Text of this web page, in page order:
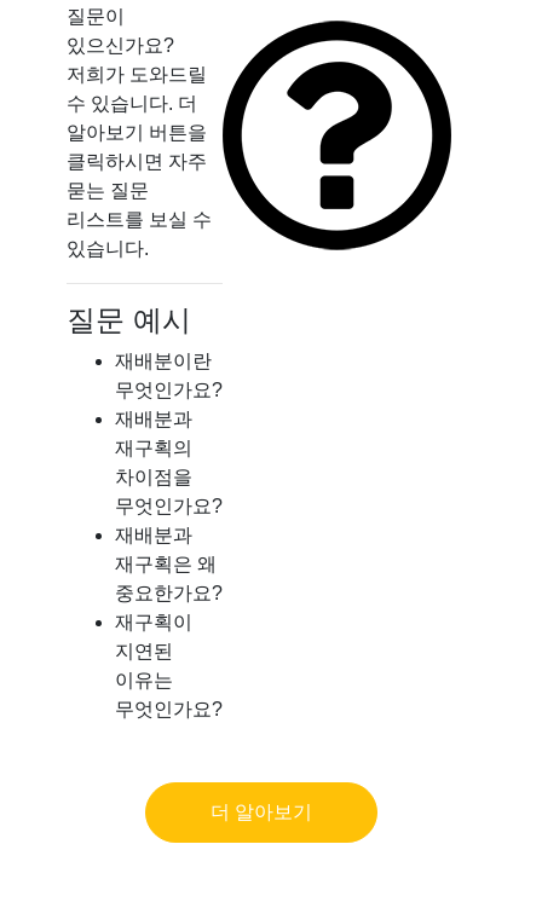
질문이
있으신가요?
저희가 도와드릴
수 있습니다. 더
알아보기 버튼을
클릭하시면 자주
묻는 질문
리스트를 보실 수
있습니다.
질문 예시
재배분이란
무엇인가요?
재배분과
재구획의
차이점을
무엇인가요?
재배분과
재구획은 왜
중요한가요?
재구획이
지연된
이유는
무엇인가요?
더 알아보기